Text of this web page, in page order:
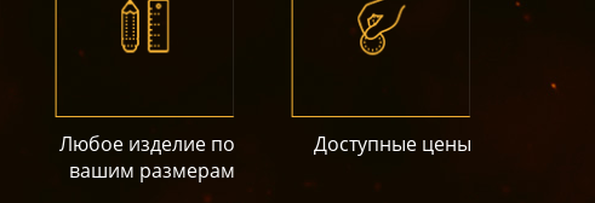
Любое изделие по
вашим размерам
Доступные цены